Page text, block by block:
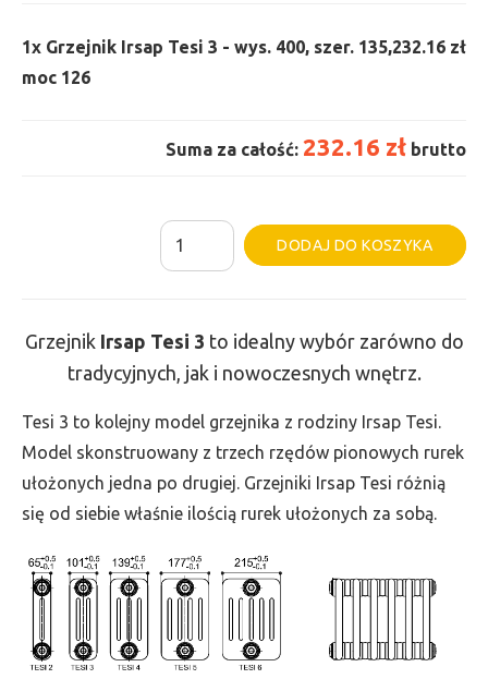
1x Grzejnik Irsap Tesi 3 - wys. 400, szer. 135,
moc 126
232.16 zł
Suma za całość: 232.16 zł brutto
ilość
Grzejnik
-
wys.
400,
szer.
135,
126
DODAJ DO KOSZYKA
Grzejnik Irsap Tesi 3 to idealny wybór zarówno do
tradycyjnych, jak i nowoczesnych wnętrz.
Tesi 3 to kolejny model grzejnika z rodziny Irsap Tesi.
Model skonstruowany z trzech rzędów pionowych rurek
ułożonych jedna po drugiej. Grzejniki Irsap Tesi różnią
się od siebie właśnie ilością rurek ułożonych za sobą.